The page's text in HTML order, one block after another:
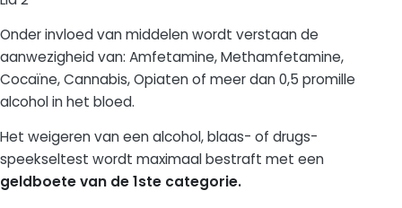
Onder invloed van middelen wordt verstaan de
aanwezigheid van: Amfetamine, Methamfetamine,
Cocaïne, Cannabis, Opiaten of meer dan 0,5 promille
alcohol in het bloed.
Het weigeren van een alcohol, blaas- of drugs-
speekseltest wordt maximaal bestraft met een
geldboete van de 1ste categorie.